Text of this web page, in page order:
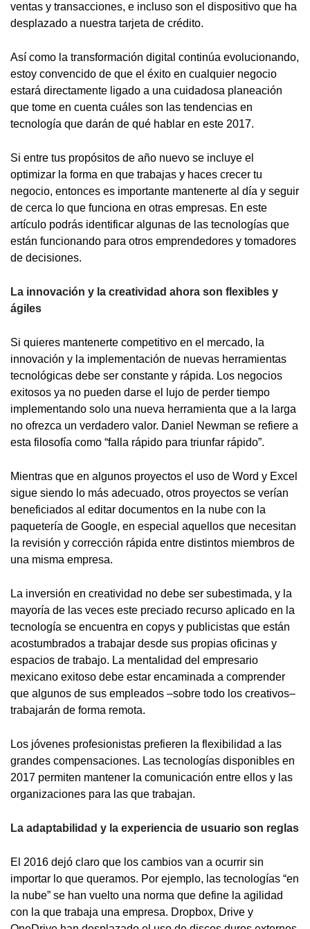
ventas y transacciones, e incluso son el dispositivo que ha
desplazado a nuestra tarjeta de crédito.
Así como la transformación digital continúa evolucionando,
estoy convencido de que el éxito en cualquier negocio
estará directamente ligado a una cuidadosa planeación
que tome en cuenta cuáles son las tendencias en
tecnología que darán de qué hablar en este 2017.
Si entre tus propósitos de año nuevo se incluye el
optimizar la forma en que trabajas y haces crecer tu
negocio, entonces es importante mantenerte al día y seguir
de cerca lo que funciona en otras empresas. En este
artículo podrás identificar algunas de las tecnologías que
están funcionando para otros emprendedores y tomadores
de decisiones.
La innovación y la creatividad ahora son flexibles y
ágiles
Si quieres mantenerte competitivo en el mercado, la
innovación y la implementación de nuevas herramientas
tecnológicas debe ser constante y rápida. Los negocios
exitosos ya no pueden darse el lujo de perder tiempo
implementando solo una nueva herramienta que a la larga
no ofrezca un verdadero valor. Daniel Newman se refiere a
esta filosofía como “falla rápido para triunfar rápido”.
Mientras que en algunos proyectos el uso de Word y Excel
sigue siendo lo más adecuado, otros proyectos se verían
beneficiados al editar documentos en la nube con la
paquetería de Google, en especial aquellos que necesitan
la revisión y corrección rápida entre distintos miembros de
una misma empresa.
La inversión en creatividad no debe ser subestimada, y la
mayoría de las veces este preciado recurso aplicado en la
tecnología se encuentra en copys y publicistas que están
acostumbrados a trabajar desde sus propias oficinas y
espacios de trabajo. La mentalidad del empresario
mexicano exitoso debe estar encaminada a comprender
que algunos de sus empleados –sobre todo los creativos–
trabajarán de forma remota.
Los jóvenes profesionistas prefieren la flexibilidad a las
grandes compensaciones. Las tecnologías disponibles en
2017 permiten mantener la comunicación entre ellos y las
organizaciones para las que trabajan.
La adaptabilidad y la experiencia de usuario son reglas
El 2016 dejó claro que los cambios van a ocurrir sin
importar lo que queramos. Por ejemplo, las tecnologías “en
la nube” se han vuelto una norma que define la agilidad
con la que trabaja una empresa. Dropbox, Drive y